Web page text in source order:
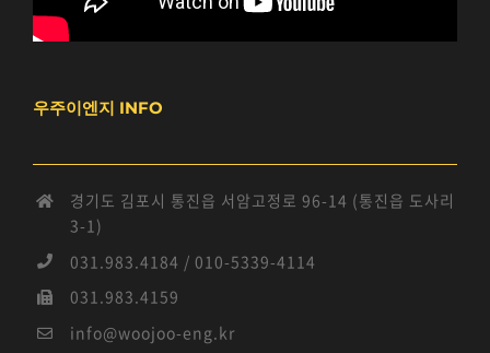
우주이엔지 INFO
경기도 김포시 통진읍 서암고정로 96-14 (통진읍 도사리
3-1)
031.983.4184 / 010-5339-4114
031.983.4159
info@woojoo-eng.kr